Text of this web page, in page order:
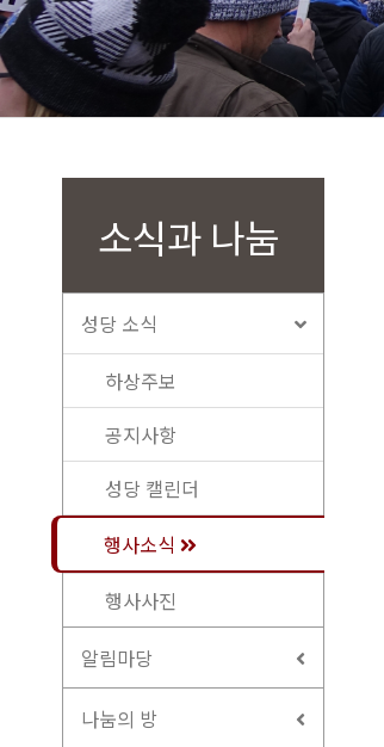
소식과 나눔
성당 소식
하상주보
공지사항
성당 캘린더
행사소식
행사사진
알림마당
나눔의 방